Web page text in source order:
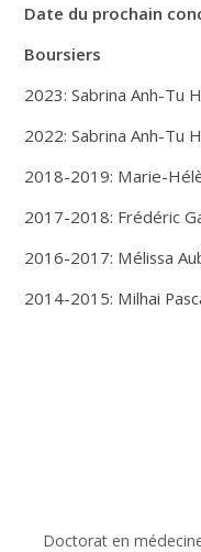
Doctorat en
Date du prochain
Boursiers
2023: Sabrina Anh-Tu
2022: Sabrina Anh-Tu
2018-2019: Marie-
2017-2018: Frédéric
2016-2017: Mélissa
2014-2015: Milhai